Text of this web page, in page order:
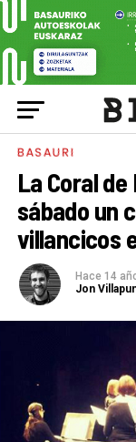
BASAURI
La Coral
sábado un
villancicos
Hace 14
Jon